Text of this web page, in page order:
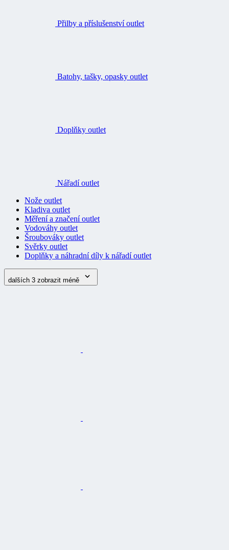
Přilby a příslušenství outlet
Batohy, tašky, opasky outlet
Doplňky outlet
Nářadí outlet
Nože outlet
Kladiva outlet
Měření a značení outlet
Vodováhy outlet
Šroubováky outlet
Svěrky outlet
Doplňky a náhradní díly k nářadí outlet
dalších 3 zobrazit méně